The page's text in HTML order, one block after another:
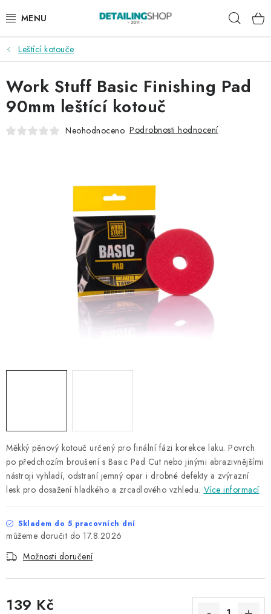
na
AKCE
NOVINKY
EXTERIÉR
DÁRKOVÉ SADY A POUKAZY
BYDLENÍ
Leštící kotouče
Měkký pěnový kotouč určený pro finální fázi korekce laku. Povrch
po předchozím broušení s Basic Pad Cut nebo jinými abrazivnějšími
nástroji vyhladí, odstraní jemný opar i drobné defekty a zvýrazní
lesk pro dosažení hladkého a zrcadlového vzhledu. Více informací
Skladem do 5 pracovních dní
17.8.2026
Možnosti doručení
139 Kč
Work Stuff Basic Finishing Pad
90mm leštící kotouč
Neohodnoceno Podrobnosti hodnocení